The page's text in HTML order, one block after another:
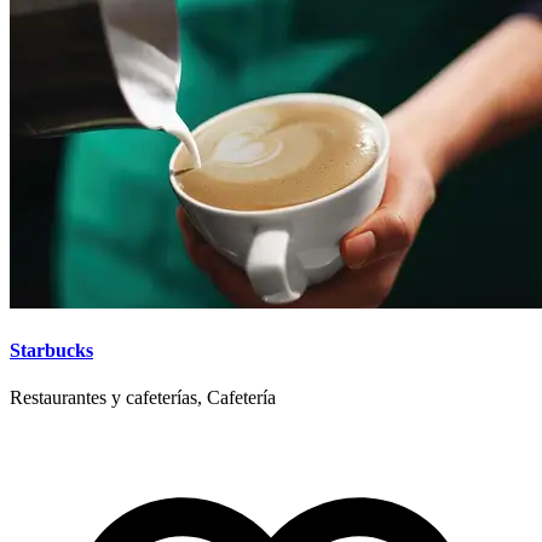
Starbucks
Restaurantes y cafeterías, Cafetería